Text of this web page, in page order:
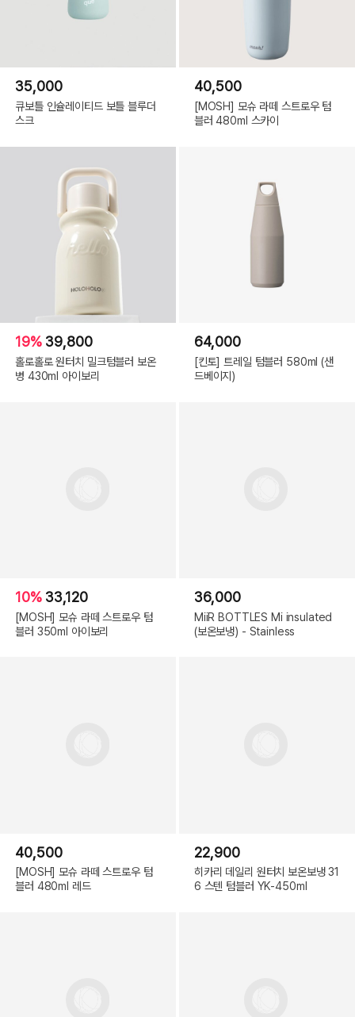
35,000
큐보틀 인슐레이티드 보틀 블루더
스크
40,500
[MOSH] 모슈 라떼 스트로우 텀
블러 480ml 스카이
19% 39,800
홀로홀로 원터치 밀크텀블러 보온
병 430ml 아이보리
64,000
[킨토] 트레일 텀블러 580ml (샌
드베이지)
10% 33,120
[MOSH] 모슈 라떼 스트로우 텀
블러 350ml 아이보리
36,000
MiiR BOTTLES Mi insulated
(보온보냉) - Stainless
40,500
[MOSH] 모슈 라떼 스트로우 텀
블러 480ml 레드
22,900
히카리 데일리 원터치 보온보냉 31
6 스텐 텀블러 YK-450ml